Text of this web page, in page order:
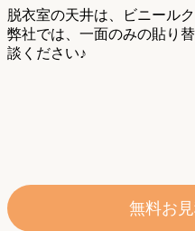
脱衣室の天井は、ビニール
弊社では、一面のみの貼り
談ください♪
無料お